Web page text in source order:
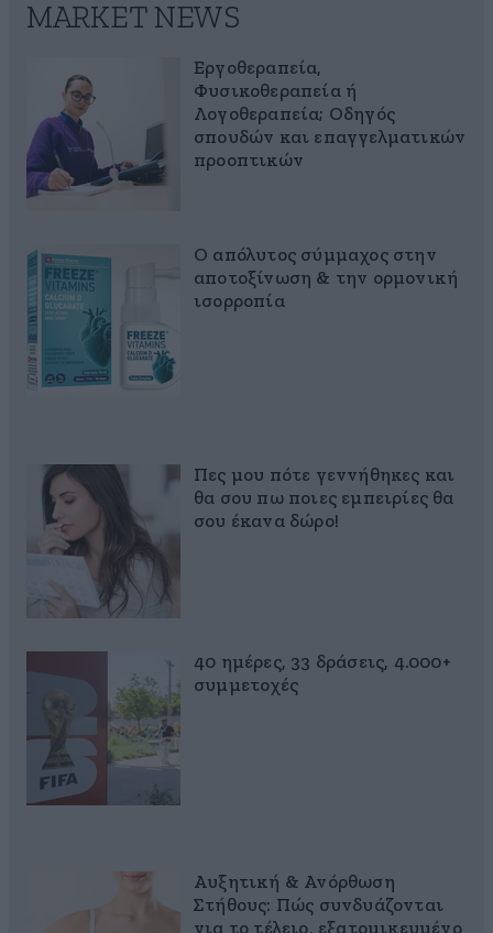
MARKET NEWS
Εργοθεραπεία,
Φυσικοθεραπεία ή
Λογοθεραπεία; Οδηγός
σπουδών και επαγγελματικών
προοπτικών
Ο απόλυτος σύμμαχος στην
αποτοξίνωση & την ορμονική
ισορροπία
Πες μου πότε γεννήθηκες και
θα σου πω ποιες εμπειρίες θα
σου έκανα δώρο!
40 ημέρες, 33 δράσεις, 4.000+
συμμετοχές
Αυξητική & Ανόρθωση
Στήθους: Πώς συνδυάζονται